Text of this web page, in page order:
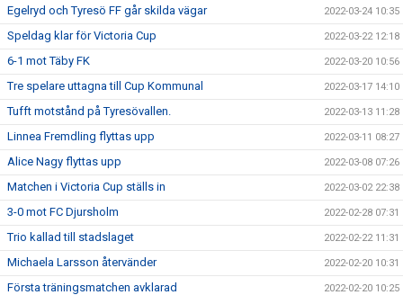
Egelryd och Tyresö FF går skilda vägar 2022-03-24 10:35
Speldag klar för Victoria Cup 2022-03-22 12:18
6-1 mot Täby FK 2022-03-20 10:56
Tre spelare uttagna till Cup Kommunal 2022-03-17 14:10
Tufft motstånd på Tyresövallen. 2022-03-13 11:28
Linnea Fremdling flyttas upp 2022-03-11 08:27
Alice Nagy flyttas upp 2022-03-08 07:26
Matchen i Victoria Cup ställs in 2022-03-02 22:38
3-0 mot FC Djursholm 2022-02-28 07:31
Trio kallad till stadslaget 2022-02-22 11:31
Michaela Larsson återvänder 2022-02-20 10:31
Första träningsmatchen avklarad 2022-02-20 10:25